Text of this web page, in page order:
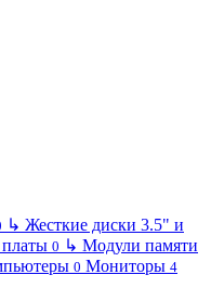
↳ Жесткие диски 3.5" и
0 ↳ Модули памяти
0 Мониторы 4